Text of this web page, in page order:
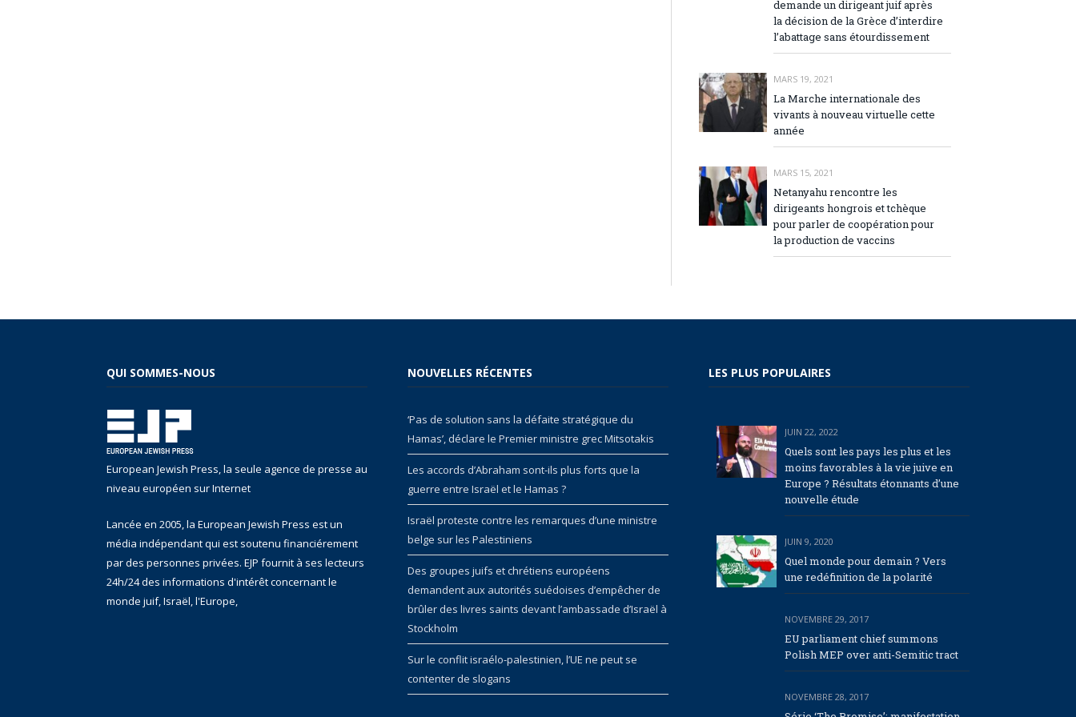
demande un dirigeant juif après
la décision de la Grèce d’interdire
l’abattage sans étourdissement
MARS 19, 2021
La Marche internationale des
vivants à nouveau virtuelle cette
année
MARS 15, 2021
Netanyahu rencontre les
dirigeants hongrois et tchèque
pour parler de coopération pour
la production de vaccins
QUI SOMMES-NOUS
European Jewish Press, la seule agence de presse au
niveau européen sur Internet
Lancée en 2005, la European Jewish Press est un
média indépendant qui est soutenu financiérement
par des personnes privées. EJP fournit à ses lecteurs
24h/24 des informations d'intérêt concernant le
monde juif, Israël, l'Europe,
NOUVELLES RÉCENTES
‘Pas de solution sans la défaite stratégique du
Hamas’, déclare le Premier ministre grec Mitsotakis
Les accords d’Abraham sont-ils plus forts que la
guerre entre Israël et le Hamas ?
Israël proteste contre les remarques d’une ministre
belge sur les Palestiniens
Des groupes juifs et chrétiens européens
demandent aux autorités suédoises d’empêcher de
brûler des livres saints devant l’ambassade d’Israël à
Stockholm
Sur le conflit israélo-palestinien, l’UE ne peut se
contenter de slogans
LES PLUS POPULAIRES
JUIN 22, 2022
Quels sont les pays les plus et les
moins favorables à la vie juive en
Europe ? Résultats étonnants d’une
nouvelle étude
JUIN 9, 2020
Quel monde pour demain ? Vers
une redéfinition de la polarité
NOVEMBRE 29, 2017
EU parliament chief summons
Polish MEP over anti-Semitic tract
NOVEMBRE 28, 2017